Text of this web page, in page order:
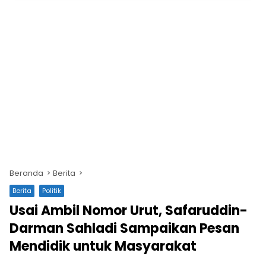
Beranda Berita
Berita Politik
Usai Ambil Nomor Urut, Safaruddin-
Darman Sahladi Sampaikan Pesan
Mendidik untuk Masyarakat